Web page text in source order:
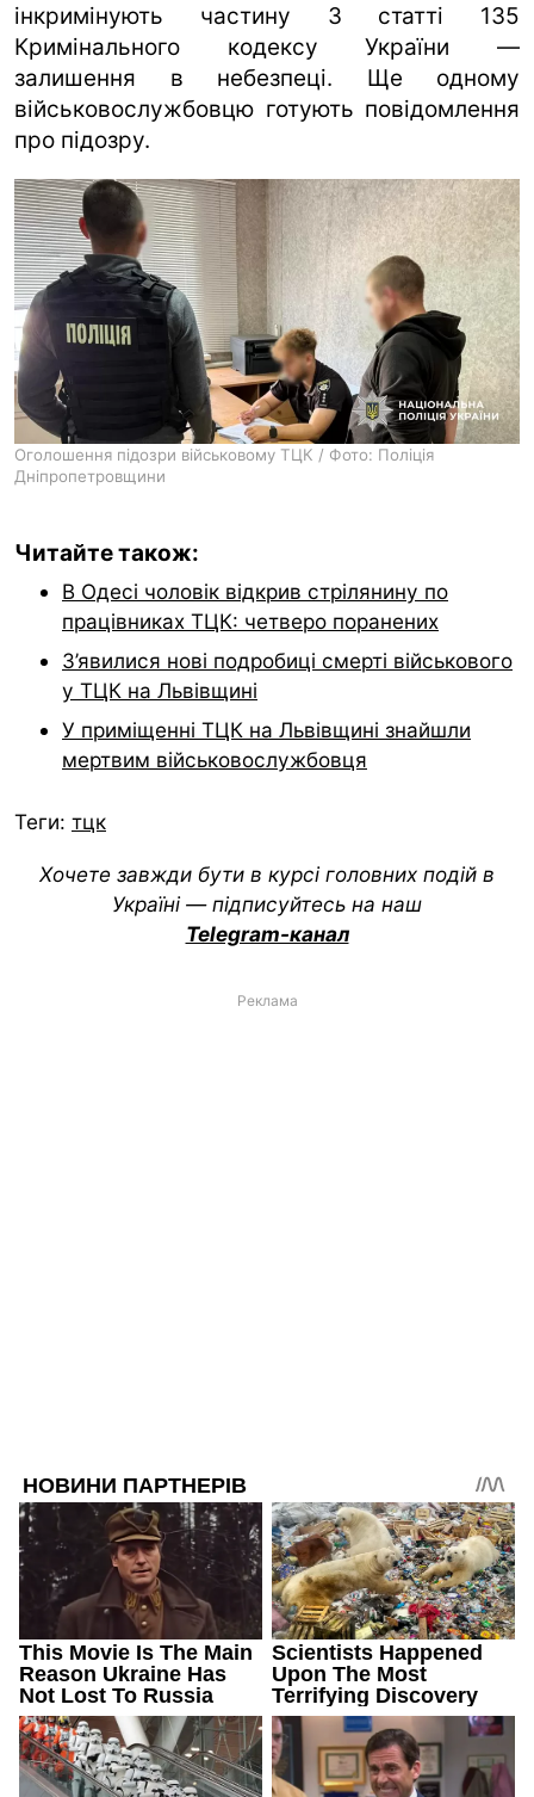
інкримінують частину 3 статті 135
Кримінального кодексу України —
залишення в небезпеці. Ще одному
військовослужбовцю готують повідомлення
про підозру.
Оголошення підозри військовому ТЦК / Фото: Поліція
Дніпропетровщини
Читайте також:
В Одесі чоловік відкрив стрілянину по
працівниках ТЦК: четверо поранених
З’явилися нові подробиці смерті військового
у ТЦК на Львівщині
У приміщенні ТЦК на Львівщині знайшли
мертвим військовослужбовця
Теги: тцк
Хочете завжди бути в курсі головних подій в
Україні — підписуйтесь на наш
Telegram-канал
Реклама